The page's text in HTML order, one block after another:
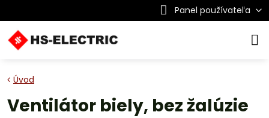
Panel používateľa
Úvod
Ventilátor biely, bez žalúzie